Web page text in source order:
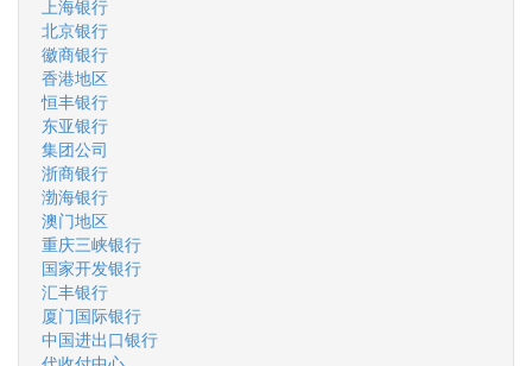
上海银行
北京银行
徽商银行
香港地区
恒丰银行
东亚银行
集团公司
浙商银行
渤海银行
澳门地区
重庆三峡银行
国家开发银行
汇丰银行
厦门国际银行
中国进出口银行